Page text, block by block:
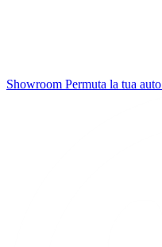
Showroom Permuta la tua auto